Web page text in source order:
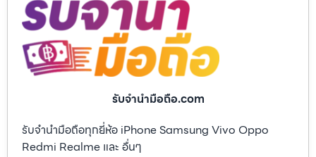
รับจํานํามือถือ.com
รับจำนำมือถือทุกยี่ห้อ iPhone Samsung Vivo Oppo
Redmi Realme และ อื่นๆ